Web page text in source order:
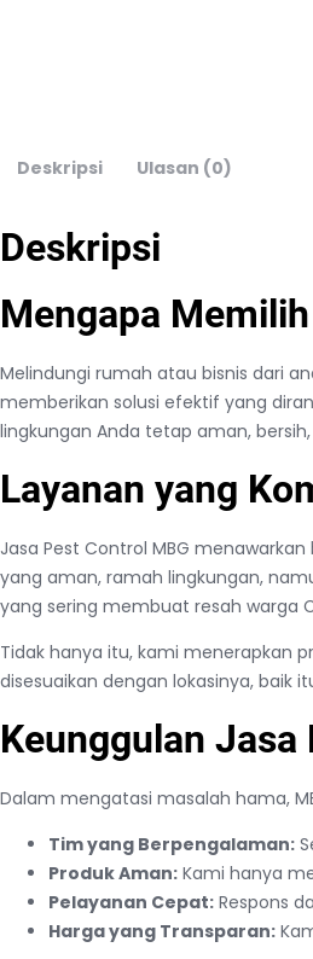
Deskripsi Ulasan (0)
Deskripsi
Mengapa
Melindungi rumah atau bisnis dari
memberikan solusi efektif yang
lingkungan Anda tetap aman,
Layanan yang
Jasa Pest Control MBG
yang aman, ramah lingkungan,
yang sering membuat resah warga
Tidak hanya itu, kami menerapkan
disesuaikan dengan lokasinya, baik
Keunggulan
Dalam mengatasi masalah hama,
Tim yang Berpengalaman:
Produk Aman: Kami hanya
Pelayanan Cepat: Respons
Harga yang Transparan: